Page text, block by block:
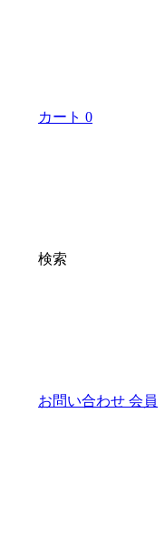
カート 0
検索
お問い合わせ 会員